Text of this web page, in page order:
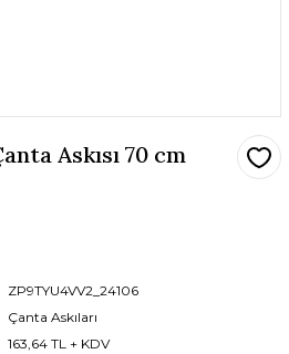
Askısı 70 cm
ZP9TYU4VV2_24106
Çanta Askıları
163,64 TL + KDV